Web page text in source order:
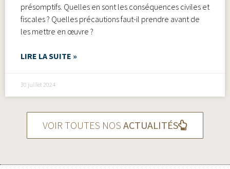
présomptifs. Quelles en sont les conséquences civiles et
fiscales ? Quelles précautions faut-il prendre avant de
les mettre en œuvre ?
LIRE LA SUITE »
30 juillet 2024
VOIR TOUTES NOS ACTUALITÉS